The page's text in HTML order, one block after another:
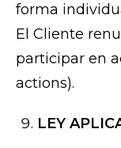
forma
El Cliente
participar en
actions).
LEY